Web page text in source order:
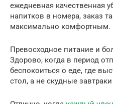
ежедневная качественная
напитков в номера, заказ
максимально комфортным.
Превосходное питание и
Здорово, когда в период
беспокоиться о еде, где
стол, а не скудные